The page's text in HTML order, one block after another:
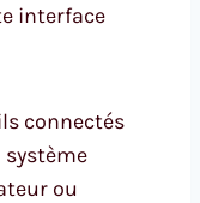
interface
connectés
ou